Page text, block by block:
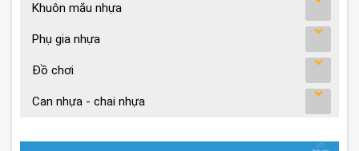
Khuôn mắu nhựa
Phụ gia nhựa
Đồ chơi
Can nhựa - chai nhựa